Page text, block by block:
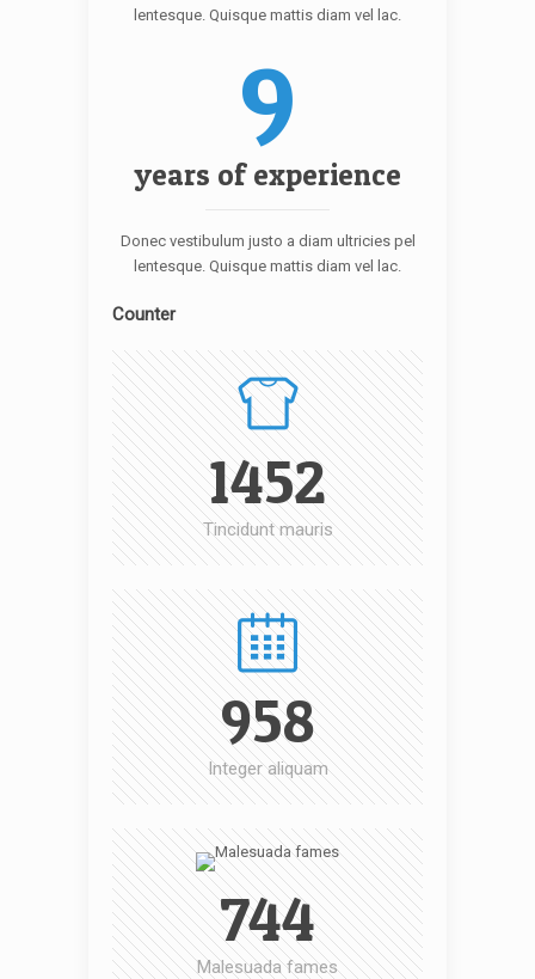
lentesque. Quisque mattis diam vel lac.
9
years of experience
Donec vestibulum justo a diam ultricies pel
lentesque. Quisque mattis diam vel lac.
Counter
1452
Tincidunt mauris
958
Integer aliquam
744
Malesuada fames